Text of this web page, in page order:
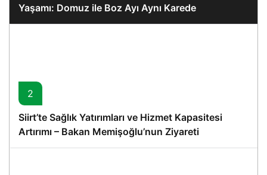
Yaşamı: Domuz ile Boz Ayı Aynı Karede
2
Siirt’te Sağlık Yatırımları ve Hizmet Kapasitesi
Artırımı – Bakan Memişoğlu’nun Ziyareti